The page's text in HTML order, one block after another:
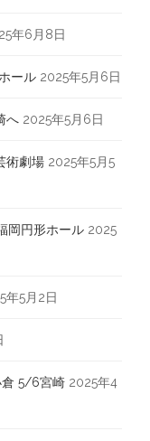
年6月8日
ール 2025年5月6日
へ 2025年5月6日
術劇場 2025年5月5
岡円形ホール 2025
年5月2日
倉 5/6宮崎 2025年4